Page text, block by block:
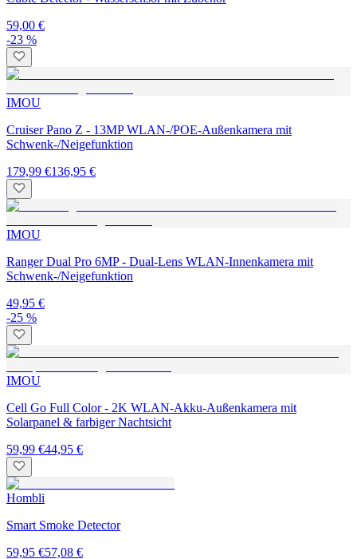
59,00 €
-23 %
IMOU
Cruiser Pano Z - 13MP WLAN-/POE-Außenkamera mit
Schwenk-/Neigefunktion
179,99 €136,95 €
IMOU
Ranger Dual Pro 6MP - Dual-Lens WLAN-Innenkamera mit
Schwenk-/Neigefunktion
49,95 €
-25 %
IMOU
Cell Go Full Color - 2K WLAN-Akku-Außenkamera mit
Solarpanel & farbiger Nachtsicht
59,99 €44,95 €
Hombli
Smart Smoke Detector
59,95 €57,08 €